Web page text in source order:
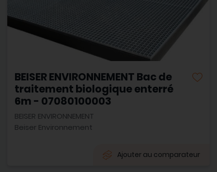
BEISER ENVIRONNEMENT Bac de
traitement biologique enterré
6m - 07080100003
BEISER ENVIRONNEMENT
Beiser Environnement
Ajouter au comparateur